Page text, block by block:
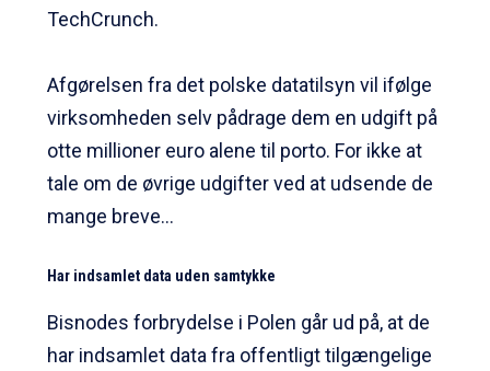
TechCrunch.
Afgørelsen fra det polske datatilsyn vil ifølge
virksomheden selv pådrage dem en udgift på
otte millioner euro alene til porto. For ikke at
tale om de øvrige udgifter ved at udsende de
mange breve…
Har indsamlet data uden samtykke
Bisnodes forbrydelse i Polen går ud på, at de
har indsamlet data fra offentligt tilgængelige